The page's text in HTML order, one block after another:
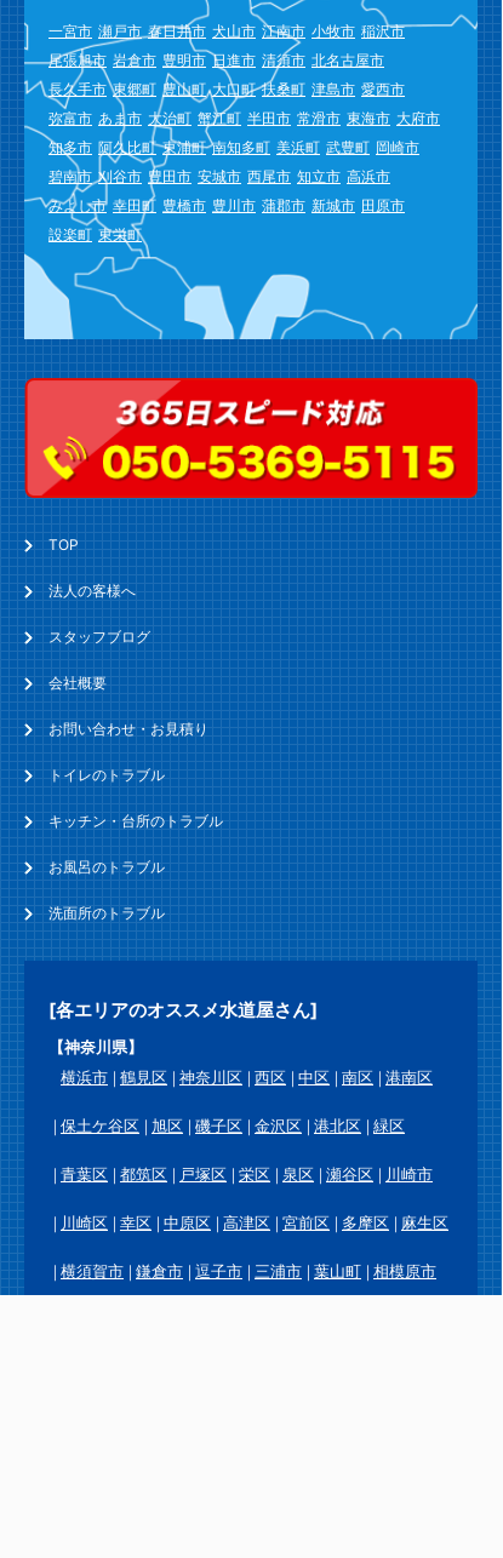
一宮市 瀬戸市 春日井市 犬山市 江南市 小牧市 稲沢市
尾張旭市 岩倉市 豊明市 日進市 清須市 北名古屋市
長久手市 東郷町 豊山町 大口町 扶桑町 津島市 愛西市
弥富市 あま市 大治町 蟹江町 半田市 常滑市 東海市 大府市
知多市 阿久比町 東浦町 南知多町 美浜町 武豊町 岡崎市
碧南市 刈谷市 豊田市 安城市 西尾市 知立市 高浜市
みよし市 幸田町 豊橋市 豊川市 蒲郡市 新城市 田原市
設楽町 東栄町
TOP
法人の客様へ
スタッフブログ
会社概要
お問い合わせ・お見積り
トイレのトラブル
キッチン・台所のトラブル
お風呂のトラブル
洗面所のトラブル
[各エリアのオススメ水道屋さん]
【神奈川県】
横浜市
鶴見区 神奈川区 西区 中区 南区 港南区
保土ケ谷区 旭区 磯子区 金沢区 港北区 緑区
青葉区 都筑区 戸塚区 栄区 泉区 瀬谷区 川崎市
川崎区 幸区 中原区 高津区 宮前区 多摩区 麻生区
横須賀市 鎌倉市 逗子市 三浦市 葉山町 相模原市